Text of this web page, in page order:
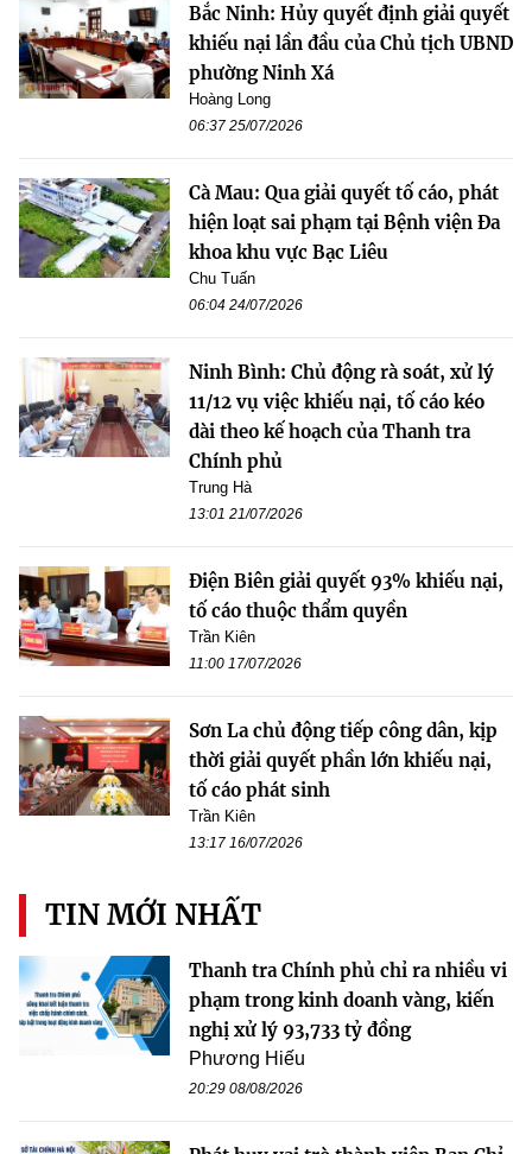
Bắc Ninh: Hủy quyết định giải quyết
khiếu nại lần đầu của Chủ tịch UBND
phường Ninh Xá
Hoàng Long
06:37 25/07/2026
Cà Mau: Qua giải quyết tố cáo, phát
hiện loạt sai phạm tại Bệnh viện Đa
khoa khu vực Bạc Liêu
Chu Tuấn
06:04 24/07/2026
Ninh Bình: Chủ động rà soát, xử lý
11/12 vụ việc khiếu nại, tố cáo kéo
dài theo kế hoạch của Thanh tra
Chính phủ
Trung Hà
13:01 21/07/2026
Điện Biên giải quyết 93% khiếu nại,
tố cáo thuộc thẩm quyền
Trần Kiên
11:00 17/07/2026
Sơn La chủ động tiếp công dân, kịp
thời giải quyết phần lớn khiếu nại,
tố cáo phát sinh
Trần Kiên
13:17 16/07/2026
TIN MỚI NHẤT
Thanh tra Chính phủ chỉ ra nhiều vi
phạm trong kinh doanh vàng, kiến
nghị xử lý 93,733 tỷ đồng
Phương Hiếu
20:29 08/08/2026